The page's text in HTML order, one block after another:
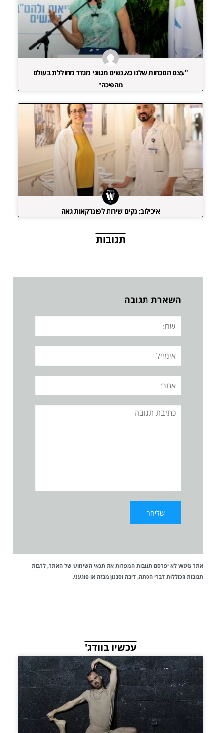
"עצם הנוכחות שלנו כא.נשים מגווני מגדר מחוללת בעולם
מהפיכה"
איכילוב: נקים שירות לפונדקאות גאה
תגובות
השארת תגובה
שם:
אימייל
אתר:
תגובה
אתר WDG לא יפרסם תגובות המפרות את תנאי השימוש של האתר, לרבות
תגובות הכוללות דברי הסתה, דיבה וסגנון מבזה או פוגעני.
עכשיו בוודג'